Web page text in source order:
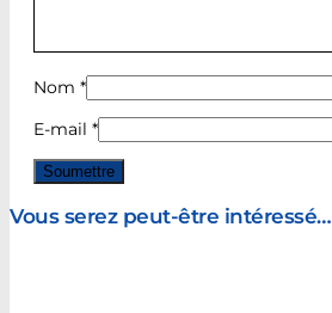
Nom *
E-mail *
Vous serez peut-être intéressé…